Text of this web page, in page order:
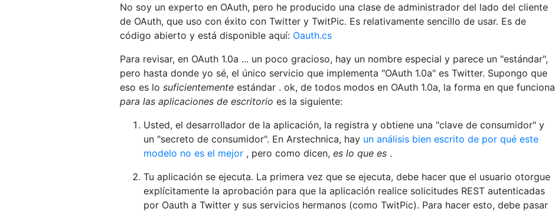
No soy un experto en OAuth, pero he producido una clase de administrador del lado del cliente
de OAuth, que uso con éxito con Twitter y TwitPic. Es relativamente sencillo de usar. Es de
código abierto y está disponible aquí: Oauth.cs
Para revisar, en OAuth 1.0a ... un poco gracioso, hay un nombre especial y parece un "estándar",
pero hasta donde yo sé, el único servicio que implementa "OAuth 1.0a" es Twitter. Supongo que
eso es lo suficientemente estándar . ok, de todos modos en OAuth 1.0a, la forma en que funciona
para las aplicaciones de escritorio es la siguiente:
Usted, el desarrollador de la aplicación, la registra y obtiene una "clave de consumidor" y
un "secreto de consumidor". En Arstechnica, hay un análisis bien escrito de por qué este
modelo no es el mejor , pero como dicen, es lo que es .
Tu aplicación se ejecuta. La primera vez que se ejecuta, debe hacer que el usuario otorgue
explícitamente la aprobación para que la aplicación realice solicitudes REST autenticadas
por Oauth a Twitter y sus servicios hermanos (como TwitPic). Para hacer esto, debe pasar